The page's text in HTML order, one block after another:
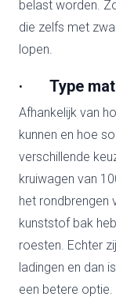
belast worden.
die zelfs met
lopen.
· Type
Afhankelijk van
kunnen en hoe
verschillende
kruiwagen van
het rondbrengen
kunststof bak
roesten. Echter
ladingen en dan
een betere optie.